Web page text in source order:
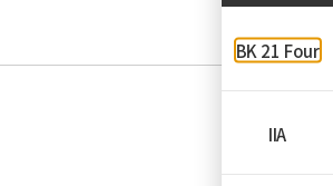
BK 21 Four
IIA